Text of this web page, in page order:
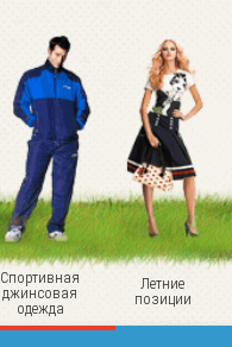
Спортивная
джинсовая
одежда
Летние
позиции